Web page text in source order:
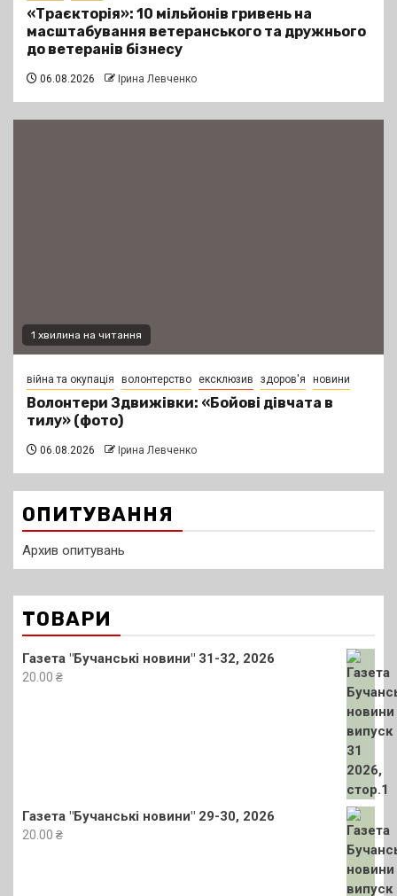
«Траєкторія»: 10 мільйонів гривень на
масштабування ветеранського та дружнього
до ветеранів бізнесу
06.08.2026 Ірина Левченко
1 хвилина на читання
війна та окупація волонтерство ексклюзив здоров'я новини
Волонтери Здвижівки: «Бойові дівчата в
тилу» (фото)
06.08.2026 Ірина Левченко
ОПИТУВАННЯ
Архив опитувань
ТОВАРИ
Газета "Бучанські новини" 31-32, 2026
20.00 ₴
Газета "Бучанські новини" 29-30, 2026
20.00 ₴